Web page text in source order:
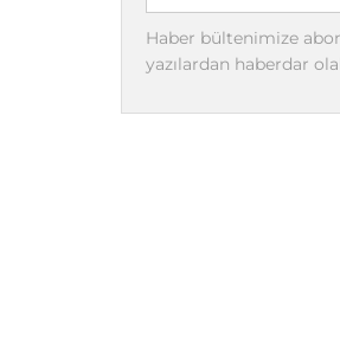
Haber bültenimize
yazılardan haberdar